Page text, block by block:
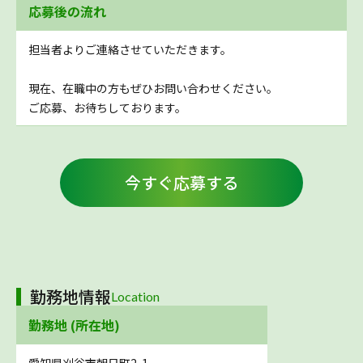
応募後の流れ
担当者よりご連絡させていただきます。
現在、在職中の方もぜひお問い合わせください。
ご応募、お待ちしております。
今すぐ応募する
勤務地情報Location
勤務地 (所在地)